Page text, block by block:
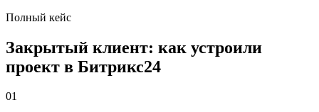
Полный кейс
Закрытый клиент: как устроили
проект в Битрикс24
01